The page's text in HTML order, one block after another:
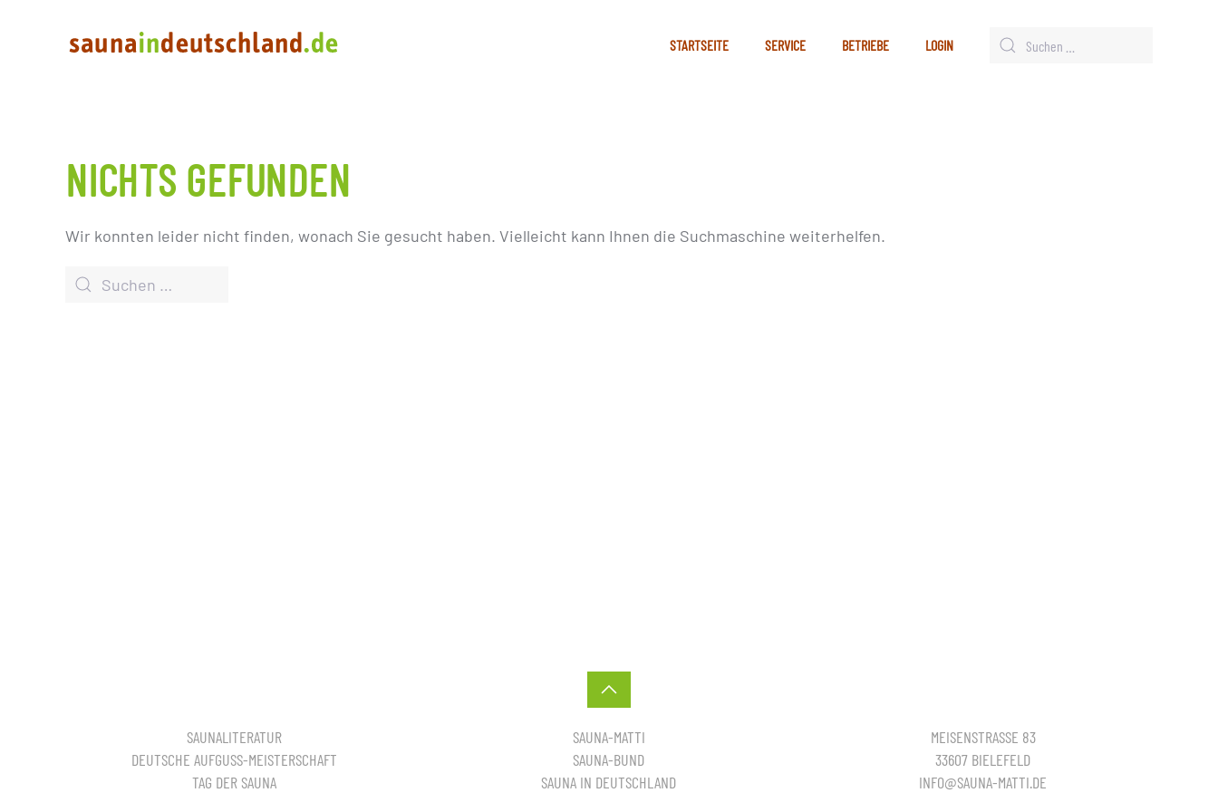
STARTSEITE SERVICE BETRIEBE LOGIN
NICHTS GEFUNDEN
Wir konnten leider nicht finden, wonach Sie gesucht haben. Vielleicht kann Ihnen die Suchmaschine weiterhelfen.
SAUNALITERATUR
DEUTSCHE AUFGUSS-MEISTERSCHAFT
TAG DER SAUNA
SAUNA-MATTI
SAUNA-BUND
SAUNA IN DEUTSCHLAND
MEISENSTRASSE 83
33607 BIELEFELD
INFO@SAUNA-MATTI.DE